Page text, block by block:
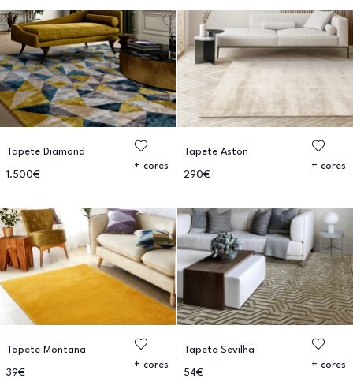
Tapete Diamond
1.500€
+ cores
Tapete Aston
290€
+ cores
Tapete Montana
39€
+ cores
Tapete Sevilha
54€
+ cores